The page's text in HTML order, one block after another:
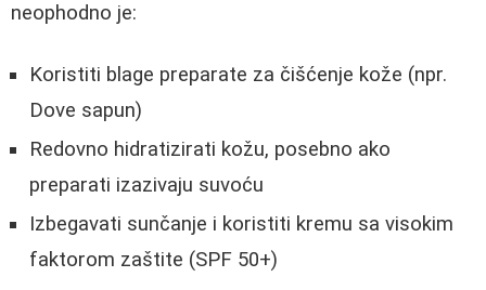
neophodno je:
Koristiti blage preparate za čišćenje kože (npr.
Dove sapun)
Redovno hidratizirati kožu, posebno ako
preparati izazivaju suvoću
Izbegavati sunčanje i koristiti kremu sa visokim
faktorom zaštite (SPF 50+)